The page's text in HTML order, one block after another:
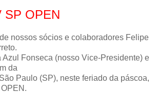
SP OPEN
nossos sócios e colaboradores Felipe
Azul Fonseca (nosso Vice-Presidente) e
da
Paulo (SP), neste feriado da páscoa,